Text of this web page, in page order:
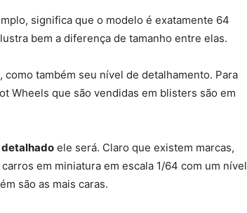
significa que o modelo é exatamente 64
bem a diferença de tamanho entre elas.
como também seu nível de detalhamento. Para
Wheels que são vendidas em blisters são em
detalhado ele será. Claro que existem marcas,
em miniatura em escala 1/64 com um nível
são as mais caras.